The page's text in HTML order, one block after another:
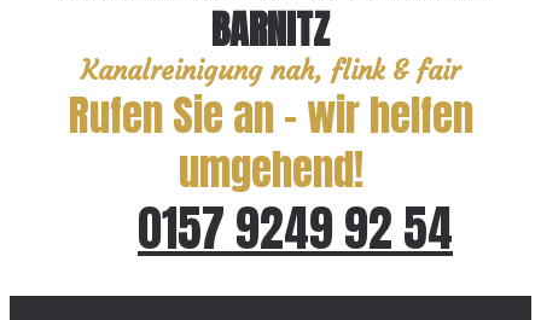
BARNITZ
Kanalreinigung nah, flink & fair
Rufen Sie an – wir helfen
umgehend!
0157 9249 92 54